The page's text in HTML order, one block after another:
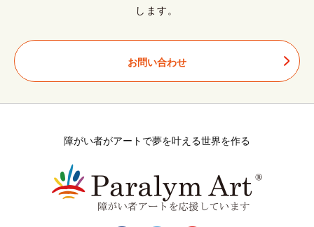
します。
お問い合わせ
障がい者がアートで夢を叶える世界を作る